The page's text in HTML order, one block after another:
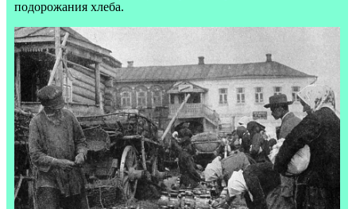
подорожания хлеба.